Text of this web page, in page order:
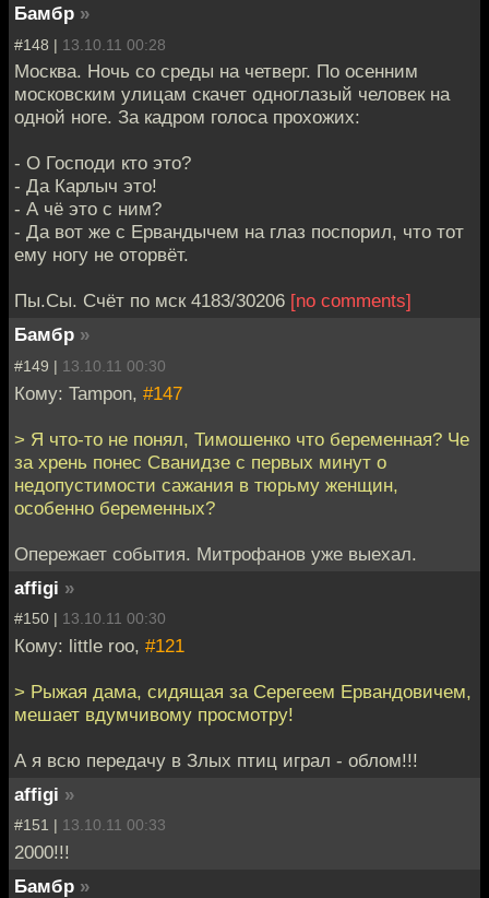
Бамбр »
#148 | 13.10.11 00:28
Москва. Ночь со среды на четверг. По осенним
московским улицам скачет одноглазый человек на
одной ноге. За кадром голоса прохожих:
- О Господи кто это?
- Да Карлыч это!
- А чё это с ним?
- Да вот же с Ервандычем на глаз поспорил, что тот
ему ногу не оторвёт.
Пы.Сы. Счёт по мск 4183/30206 [no comments]
Бамбр »
#149 | 13.10.11 00:30
Кому: Tampon, #147
> Я что-то не понял, Тимошенко что беременная? Че
за хрень понес Сванидзе с первых минут о
недопустимости сажания в тюрьму женщин,
особенно беременных?
Опережает события. Митрофанов уже выехал.
affigi »
#150 | 13.10.11 00:30
Кому: little roo, #121
> Рыжая дама, сидящая за Серегеем Ервандовичем,
мешает вдумчивому просмотру!
А я всю передачу в Злых птиц играл - облом!!!
affigi »
#151 | 13.10.11 00:33
2000!!!
Бамбр »